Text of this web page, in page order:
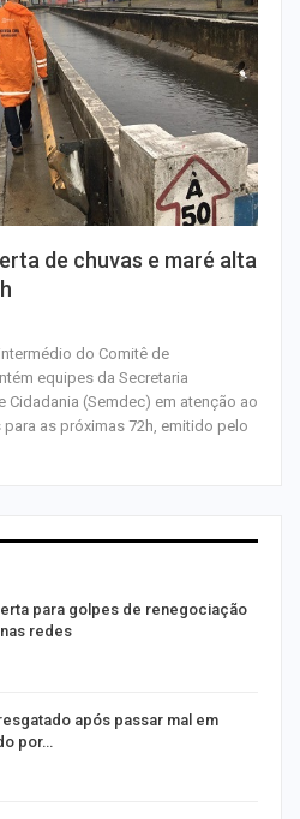
de chuvas e maré alta
do Comitê de
equipes da Secretaria
Cidadania (Semdec) em atenção ao
as próximas 72h, emitido pelo
para golpes de renegociação
redes
após passar mal em
por…